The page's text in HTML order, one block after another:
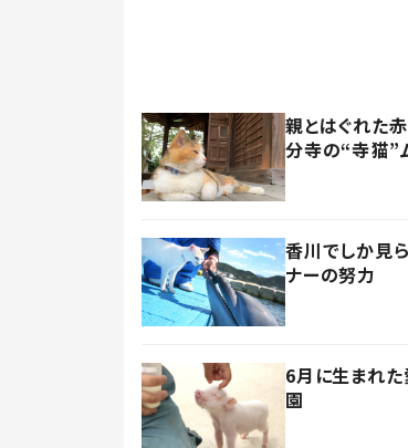
親とはぐれた
分寺の“寺猫”
香川でしか見
ナーの努力
6月に生まれた
園